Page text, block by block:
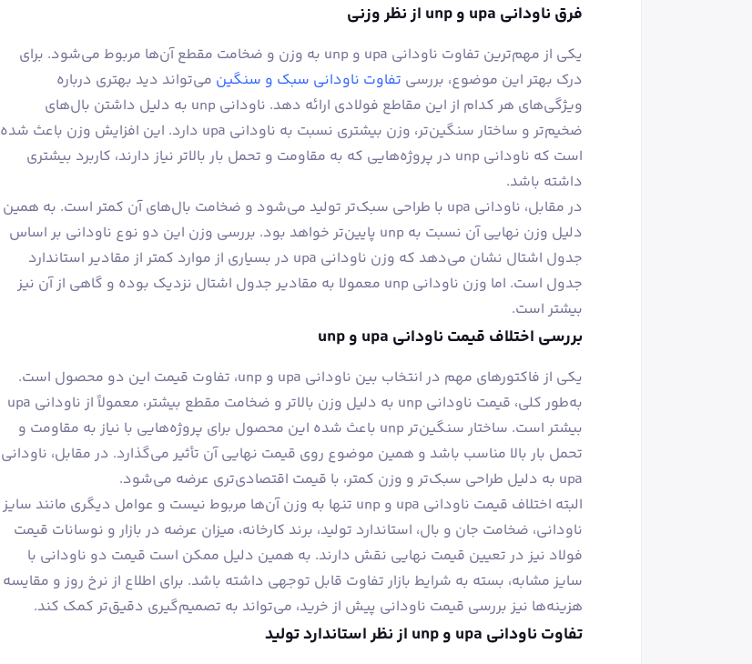
فرق ناودانی‌ upa و unp از نظر وزنی
یکی از مهم‌ترین تفاوت ناودانی upa و unp به وزن و ضخامت مقطع آن‌ها مربوط می‌شود. برای
درک بهتر این موضوع، بررسی تفاوت ناودانی سبک و سنگین می‌تواند دید بهتری درباره
ویژگی‌های هر کدام از این مقاطع فولادی ارائه دهد. ناودانی unp به دلیل داشتن بال‌های
ضخیم‌تر و ساختار سنگین‌تر، وزن بیشتری نسبت به ناودانی upa دارد. این افزایش وزن باعث شده
است که ناودانی unp در پروژه‌هایی که به مقاومت و تحمل بار بالاتر نیاز دارند، کاربرد بیشتری
داشته باشد.
در مقابل، ناودانی upa با طراحی سبک‌تر تولید می‌شود و ضخامت بال‌های آن کمتر است. به همین
دلیل وزن نهایی آن نسبت به unp پایین‌تر خواهد بود. بررسی وزن این دو نوع ناودانی بر اساس
جدول اشتال نشان می‌دهد که وزن ناودانی upa در بسیاری از موارد کمتر از مقادیر استاندارد
جدول است. اما وزن ناودانی unp معمولا به مقادیر جدول اشتال نزدیک بوده و گاهی از آن نیز
بیشتر است.
بررسی اختلاف قیمت ناودانی upa و unp
یکی از فاکتورهای مهم در انتخاب بین ناودانی upa و unp، تفاوت قیمت این دو محصول است.
به‌طور کلی، قیمت ناودانی unp به دلیل وزن بالاتر و ضخامت مقطع بیشتر، معمولاً از ناودانی upa
بیشتر است. ساختار سنگین‌تر unp باعث شده این محصول برای پروژه‌هایی با نیاز به مقاومت و
تحمل بار بالا مناسب باشد و همین موضوع روی قیمت نهایی آن تأثیر می‌گذارد. در مقابل، ناودانی
upa به دلیل طراحی سبک‌تر و وزن کمتر، با قیمت اقتصادی‌تری عرضه می‌شود.
البته اختلاف قیمت ناودانی upa و unp تنها به وزن آن‌ها مربوط نیست و عوامل دیگری مانند سایز
ناودانی، ضخامت جان و بال، استاندارد تولید، برند کارخانه، میزان عرضه در بازار و نوسانات قیمت
فولاد نیز در تعیین قیمت نهایی نقش دارند. به همین دلیل ممکن است قیمت دو ناودانی با
سایز مشابه، بسته به شرایط بازار تفاوت قابل توجهی داشته باشد. برای اطلاع از نرخ روز و مقایسه
هزینه‌ها نیز بررسی قیمت ناودانی پیش از خرید، می‌تواند به تصمیم‌گیری دقیق‌تر کمک کند.
تفاوت ناودانی upa و unp از نظر استاندارد تولید